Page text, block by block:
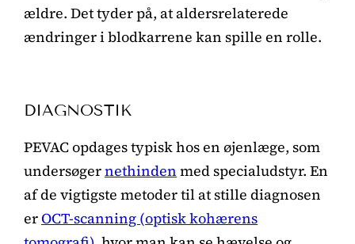
ældre. Det tyder på, at aldersrelaterede
ændringer i blodkarrene kan spille en rolle.
DIAGNOSTIK
PEVAC opdages typisk hos en øjenlæge, som
undersøgernethinden med specialudstyr. En
af de vigtigste metoder til at stille diagnosen
erOCT-scanning (optisk kohærens